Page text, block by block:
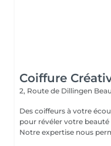
Coiffure
2, Route de Dillingen
Des coiffeurs à votre
pour révéler votre
Notre expertise nous